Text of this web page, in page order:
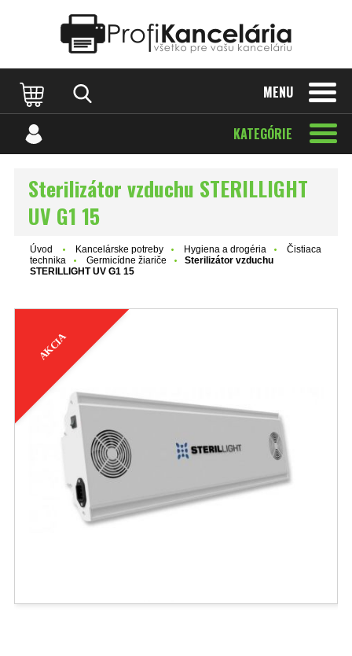
MENU
KATEGÓRIE
Sterilizátor vzduchu STERILLIGHT
UV G1 15
Úvod Kancelárske potreby Hygiena a drogéria
Čistiaca
technika
Germicídne žiariče
Sterilizátor vzduchu
STERILLIGHT UV G1 15
AKCIA
Katalóg internetových stránok Designed by Rawpixel.com